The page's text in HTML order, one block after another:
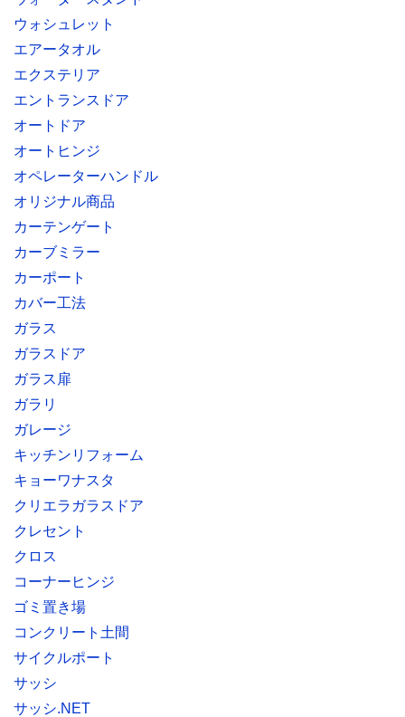
ウォシュレット
エアータオル
エクステリア
エントランスドア
オートドア
オートヒンジ
オペレーターハンドル
オリジナル商品
カーテンゲート
カーブミラー
カーポート
カバー工法
ガラス
ガラスドア
ガラス扉
ガラリ
ガレージ
キッチンリフォーム
キョーワナスタ
クリエラガラスドア
クレセント
クロス
コーナーヒンジ
ゴミ置き場
コンクリート土間
サイクルポート
サッシ
サッシ.NET